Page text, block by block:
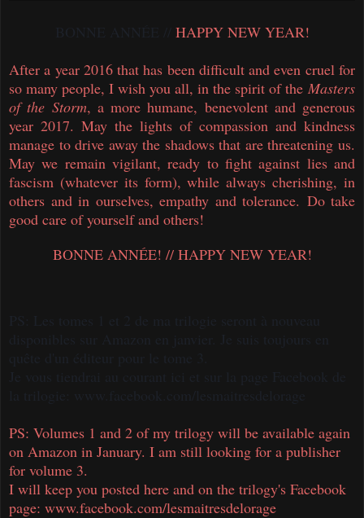
HAPPY NEW YEAR!
After a year 2016 that has been difficult and even cruel for
so many people, I wish you all, in the spirit of the Masters
of the Storm, a more humane, benevolent and generous
year 2017. May the lights of compassion and kindness
manage to drive away the shadows that are threatening us.
May we remain vigilant, ready to fight against lies and
fascism (whatever its form), while always cherishing, in
others and in ourselves, empathy and tolerance. Do take
good care of yourself and others!
BONNE ANNÉE! // HAPPY NEW YEAR!
PS: Volumes 1 and 2 of my trilogy will be available again
on Amazon in January. I am still looking for a publisher
for volume 3.
I will keep you posted here and on the trilogy's Facebook
page: www.facebook.com/lesmaitresdelorage